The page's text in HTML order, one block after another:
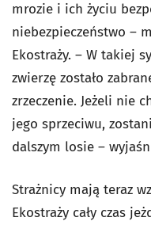
mrozie i ich życiu
niebezpieczeństwo –
Ekostraży. – W takiej
zwierzę zostało
zrzeczenie. Jeżeli nie
jego sprzeciwu,
dalszym losie –
Strażnicy mają teraz
Ekostraży cały czas